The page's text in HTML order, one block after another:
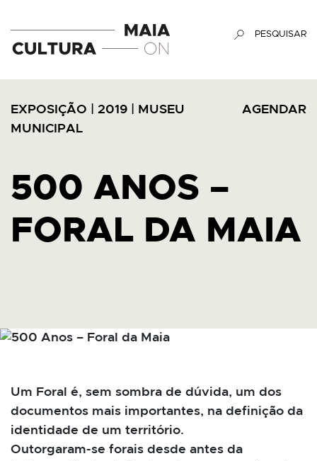
PESQUISAR
EXPOSIÇÃO 2019
MUSEU
MUNICIPAL
AGENDAR
500 ANOS –
FORAL DA MAIA
Um Foral é, sem sombra de dúvida, um dos
documentos mais importantes, na definição da
identidade de um território.
Outorgaram-se forais desde antes da